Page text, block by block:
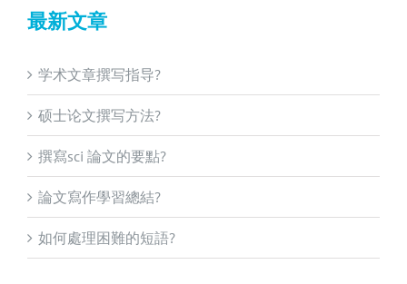
最新文章
学术文章撰写指导?
硕士论文撰写方法?
撰寫sci 論文的要點?
論文寫作學習總結?
如何處理困難的短語?